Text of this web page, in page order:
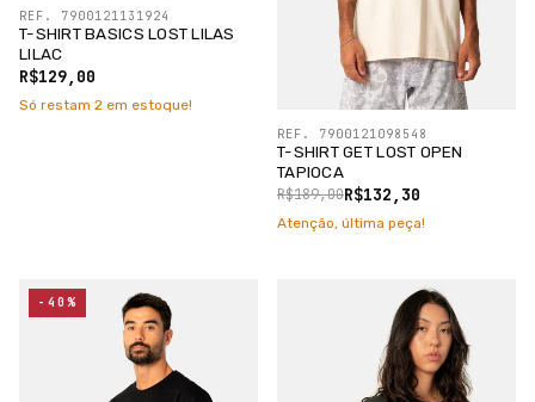
T-SHIRT BASICS LOST LILAS
LILAC
R$129,00
REF. 7900121131924
Só restam 2 em estoque!
T-SHIRT GET LOST OPEN
TAPIOCA
R$132,30
R$189,00
REF. 7900121098548
Atenção, última peça!
-40%